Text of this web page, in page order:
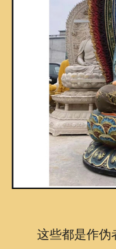
这些都是作伪